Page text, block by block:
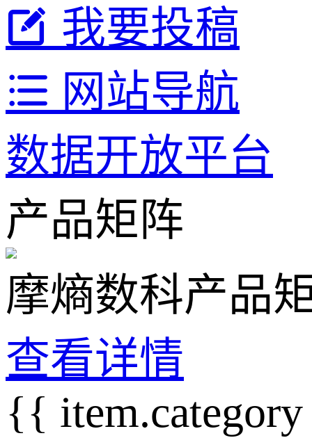
我要投稿
网站导航
数据开放平台
产品矩阵
摩熵数科产品
查看详情
{{